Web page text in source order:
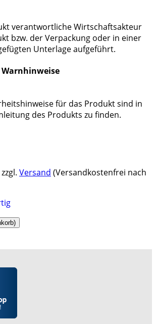
verantwortliche Wirtschaftsakteur
bzw. der Verpackung oder in einer
Unterlage aufgeführt.
für das Produkt sind in
des Produkts zu finden.
Versand (Versandkostenfrei nach